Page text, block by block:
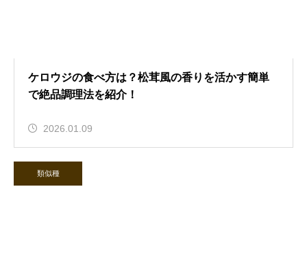
ケロウジの食べ方は？松茸風の香りを活かす簡単
で絶品調理法を紹介！
2026.01.09
類似種